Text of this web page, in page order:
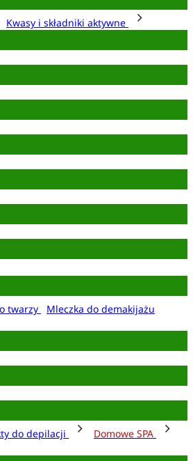
Kwasy i składniki aktywne
twarzy
Mleczka do demakijażu
do depilacji
Domowe SPA